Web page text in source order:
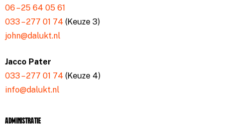
06 – 25 64 05 61
033 – 277 01 74 (Keuze 3)
john@dalukt.nl
Jacco Pater
033 – 277 01 74 (Keuze 4)
info@dalukt.nl
Administratie